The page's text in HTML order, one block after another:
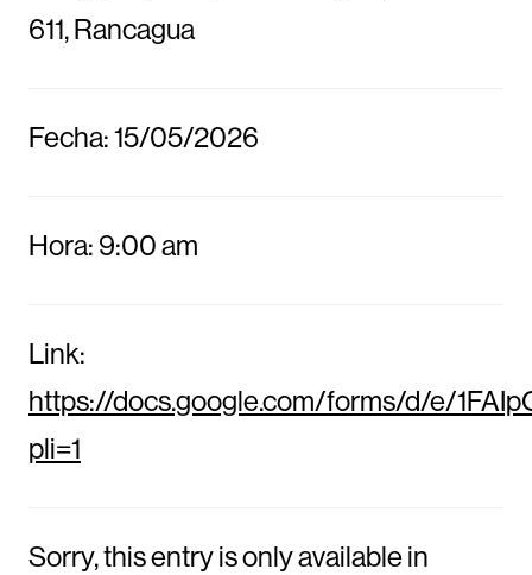
611, Rancagua
Fecha: 15/05/2026
Hora: 9:00 am
Link:
https://docs.google.com/forms/d/e/
pli=1
Sorry, this entry is only available in